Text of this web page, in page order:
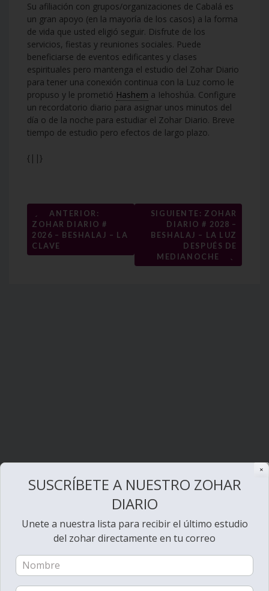
Su afiliación con grupos/organizaciones de Cabalá es
un gran apoyo (en la mayoría de los casos) a la forma
de vida que usted eligió seguir. Disfrute de los
servicios, fiestas y reuniones sociales. Puede
beneficiarse de eventos edificantes y clases
espirituales pero mantenga el estudio del Zohar Diario
para tener una conexión continua con la Luz como le
propuso y le prometió Hashem a Iehoshúa. Configure
un recordatorio diario para asignar unos minutos del
día o de la noche para estudiar el Zohar Diario. Breve
tiempo de estudio pero efectos de largo plazo.
{||}
Navegación
de
entradas
←
ANTERIOR:
ZOHAR DIARIO #
2026 – BESHALAJ – LA
CLAVE
SIGUIENTE: ZOHAR
DIARIO # 2028 –
BESHALAJ – LA LUZ
DESPUÉS DE
MEDIANOCHE
→
✕
SUSCRÍBETE A NUESTRO ZOHAR
DIARIO
Unete a nuestra lista para recibir el último estudio
del zohar directamente en tu correo